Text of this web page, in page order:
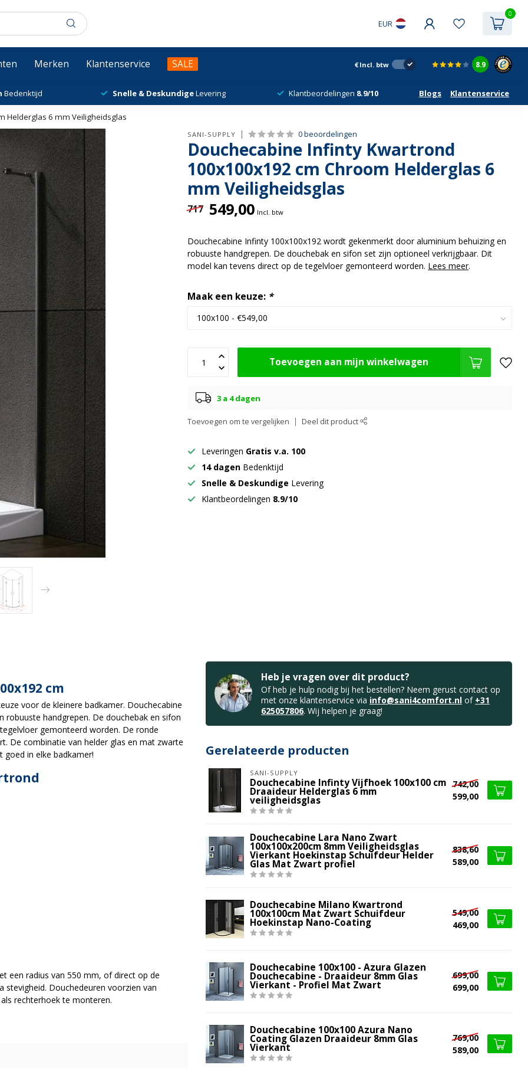
EUR
0
Merken Klantenservice SALE € Incl. btw 8.9
Bedenktijd Snelle & DeskundigeLevering Klantbeordelingen 8.9/10 Blogs Klantenservice
Helderglas 6 mm Veiligheidsglas
SANI-SUPPLY 0 beoordelingen
Douchecabine Infinty Kwartrond
100x100x192 cm Chroom Helderglas 6
mm Veiligheidsglas
717 549,00 Incl. btw
Douchecabine Infinty 100x100x192 wordt gekenmerkt door aluminium behuizing en
robuuste handgrepen. De douchebak en sifon set zijn optioneel verkrijgbaar. Dit
model kan tevens direct op de tegelvloer gemonteerd worden. Lees meer.
Maak een keuze: *
Toevoegen aan mijn winkelwagen
3 a 4 dagen
Toevoegen om te vergelijken Deel dit product
Leveringen Gratis v.a. 100
14 dagen Bedenktijd
Snelle & Deskundige Levering
Klantbeordelingen 8.9/10
cm
voor de kleinere badkamer. Douchecabine
handgrepen. De douchebak en sifon
gemonteerd worden. De ronde
De combinatie van helder glas en mat zwarte
goed in elke badkamer!
een radius van 550 mm, of direct op de
stevigheid. Douchedeuren voorzien van
rechterhoek te monteren.
Heb je vragen over dit product?
Of heb je hulp nodig bij het bestellen? Neem gerust contact op
met onze klantenservice via info@sani4comfort.nl of +31
625057806. Wij helpen je graag!
Gerelateerde producten
SANI-SUPPLY
Douchecabine Infinty Vijfhoek 100x100 cm
Draaideur Helderglas 6 mm
veiligheidsglas
742,00
599,00
Douchecabine Lara Nano Zwart
100x100x200cm 8mm Veiligheidsglas
Vierkant Hoekinstap Schuifdeur Helder
Glas Mat Zwart profiel
838,60
589,00
Douchecabine Milano Kwartrond
100x100cm Mat Zwart Schuifdeur
Hoekinstap Nano-Coating
549,00
469,00
Douchecabine 100x100 - Azura Glazen
Douchecabine - Draaideur 8mm Glas
Vierkant - Profiel Mat Zwart
699,00
699,00
Douchecabine 100x100 Azura Nano
Coating Glazen Draaideur 8mm Glas
Vierkant
769,00
589,00